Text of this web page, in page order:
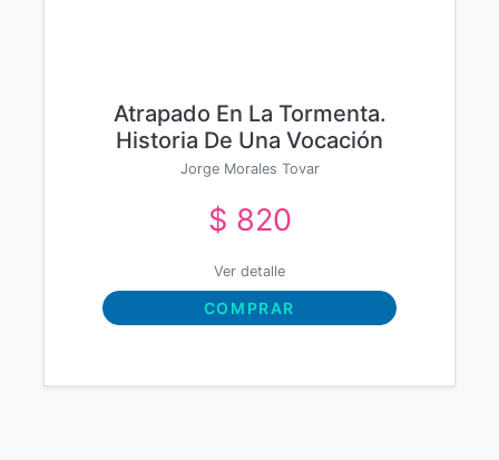
Atrapado En La Tormenta.
Historia De Una Vocación
Jorge Morales Tovar
$ 820
Ver detalle
COMPRAR